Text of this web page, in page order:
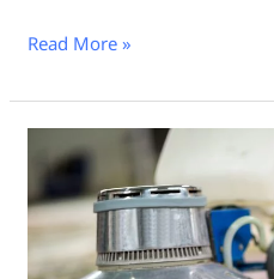
Read More »
Karpet
Masjid
Sidoarjo